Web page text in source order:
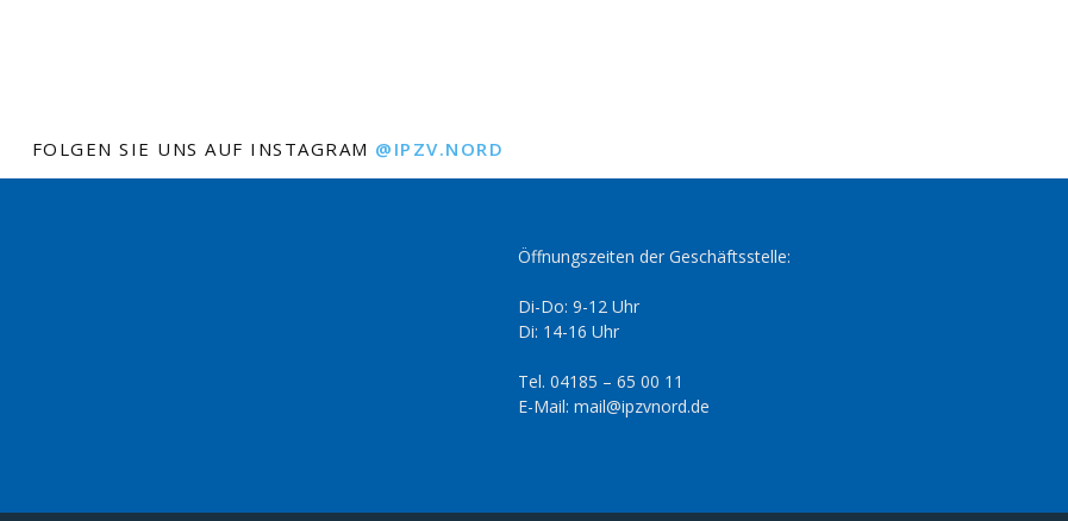
FOLGEN SIE UNS AUF INSTAGRAM @IPZV.NORD
Öffnungszeiten der Geschäftsstelle:
Di-Do: 9-12 Uhr
Di: 14-16 Uhr
Tel. 04185 – 65 00 11
E-Mail: mail@ipzvnord.de